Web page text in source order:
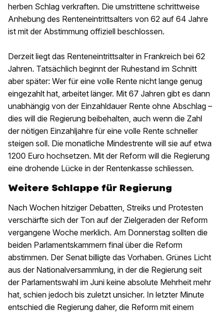
herben Schlag verkraften. Die umstrittene schrittweise
Anhebung des Renteneintrittsalters von 62 auf 64 Jahre
ist mit der Abstimmung offiziell beschlossen.
Derzeit liegt das Renteneintrittsalter in Frankreich bei 62
Jahren. Tatsächlich beginnt der Ruhestand im Schnitt
aber später: Wer für eine volle Rente nicht lange genug
eingezahlt hat, arbeitet länger. Mit 67 Jahren gibt es dann
unabhängig von der Einzahldauer Rente ohne Abschlag –
dies will die Regierung beibehalten, auch wenn die Zahl
der nötigen Einzahljahre für eine volle Rente schneller
steigen soll. Die monatliche Mindestrente will sie auf etwa
1200 Euro hochsetzen. Mit der Reform will die Regierung
eine drohende Lücke in der Rentenkasse schliessen.
Weitere Schlappe für Regierung
Nach Wochen hitziger Debatten, Streiks und Protesten
verschärfte sich der Ton auf der Zielgeraden der Reform
vergangene Woche merklich. Am Donnerstag sollten die
beiden Parlamentskammern final über die Reform
abstimmen. Der Senat billigte das Vorhaben. Grünes Licht
aus der Nationalversammlung, in der die Regierung seit
der Parlamentswahl im Juni keine absolute Mehrheit mehr
hat, schien jedoch bis zuletzt unsicher. In letzter Minute
entschied die Regierung daher, die Reform mit einem